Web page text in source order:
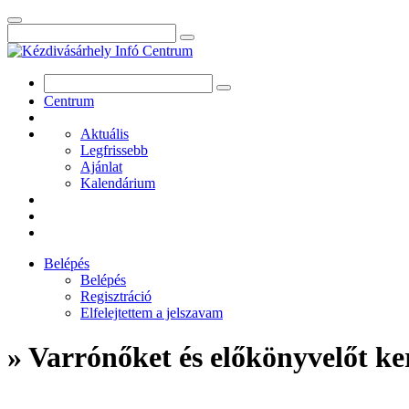
Centrum
Aktuális
Legfrissebb
Ajánlat
Kalendárium
Belépés
Belépés
Regisztráció
Elfelejtettem a jelszavam
» Varrónőket és előkönyvelőt